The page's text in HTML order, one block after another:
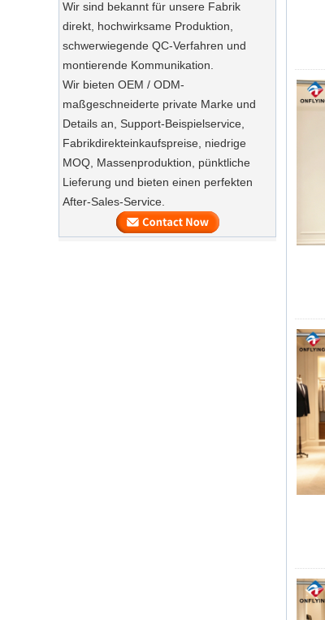
Luxus Custom natürlicher
Produkte waren bei Besuchern beliebt.
Nachhaltige Jute Totes dominieren 2025
Feiertags Shopping‌
Unsere Jute-Einkaufstaschen sind das
Must-Haves dieser Saison.
Nachhaltige Holzanzugbügel
Bewahren Sie Ihre Anzüge mit Luxus -
Staubbeuteln auf
Unsere Fabrik kann High -End -
Anzugsbeutel anbieten
Wir sind bekannt für unsere Fabrik
direkt, hochwirksame Produktion,
schwerwiegende QC-Verfahren und
montierende Kommunikation.
Wir bieten OEM / ODM-
maßgeschneiderte private Marke und
Details an, Support-Beispielservice,
Fabrikdirekteinkaufspreise, niedrige
MOQ, Massenproduktion, pünktliche
Lieferung und bieten einen perfekten
After-Sales-Service.